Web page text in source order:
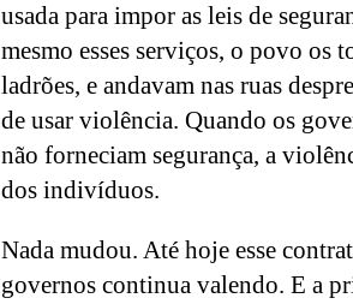
usada para impor as leis de
mesmo esses serviços, o povo os
ladrões, e andavam nas ruas
de usar violência. Quando os
não forneciam segurança, a
dos indivíduos.
Nada mudou. Até hoje esse
governos continua valendo. E a